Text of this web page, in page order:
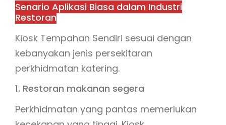
Senario Aplikasi Biasa dalam Industri
Restoran
Kiosk Tempahan Sendiri sesuai dengan
kebanyakan jenis persekitaran
perkhidmatan katering.
1. Restoran makanan segera
Perkhidmatan yang pantas memerlukan